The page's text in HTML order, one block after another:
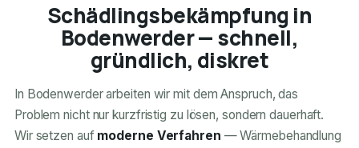
Schädlingsbekämpfung in
Bodenwerder — schnell,
gründlich, diskret
In Bodenwerder arbeiten wir mit dem Anspruch, das
Problem nicht nur kurzfristig zu lösen, sondern dauerhaft.
Wir setzen auf moderne Verfahren — Wärmebehandlung